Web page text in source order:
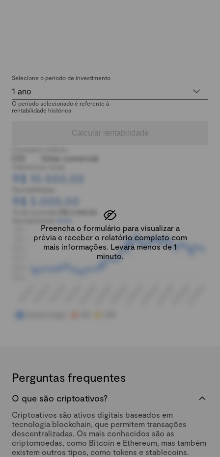
Selecione o período de investimento
1 ano
O período selecionado é referente à
rentabilidade histórica.
Calcular rentabilidade
Preencha o formulário para visualizar a
prévia e receber o relatório completo com
mais informações. Levará menos de 1
minuto.
Dólar comercial
R$ 10.000,00
R$ 5.000,00
Perguntas frequentes
O que são criptoativos?
Criptoativos são ativos digitais baseados em
tecnologia blockchain, que permitem transações
descentralizadas. Os mais conhecidos são as
criptomoedas, como Bitcoin e Ethereum, mas também
existem outros tipos, como tokens e stablecoins.